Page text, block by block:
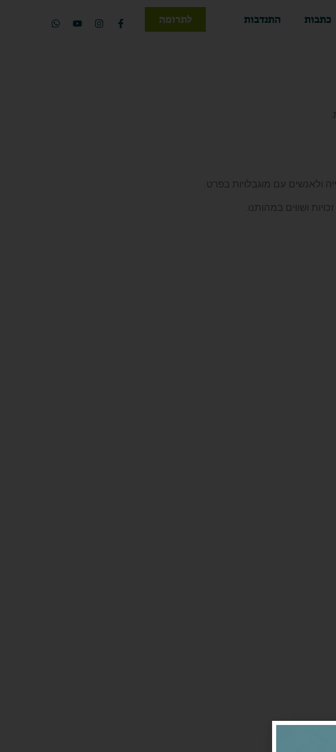
כתבות התנדבות לתרומה
ולאנשים עם מוגבלויות בפרט.
ושווים במהותנו.